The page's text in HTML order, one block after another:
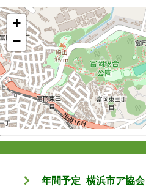
+
−
年間予定_横浜市ア協会